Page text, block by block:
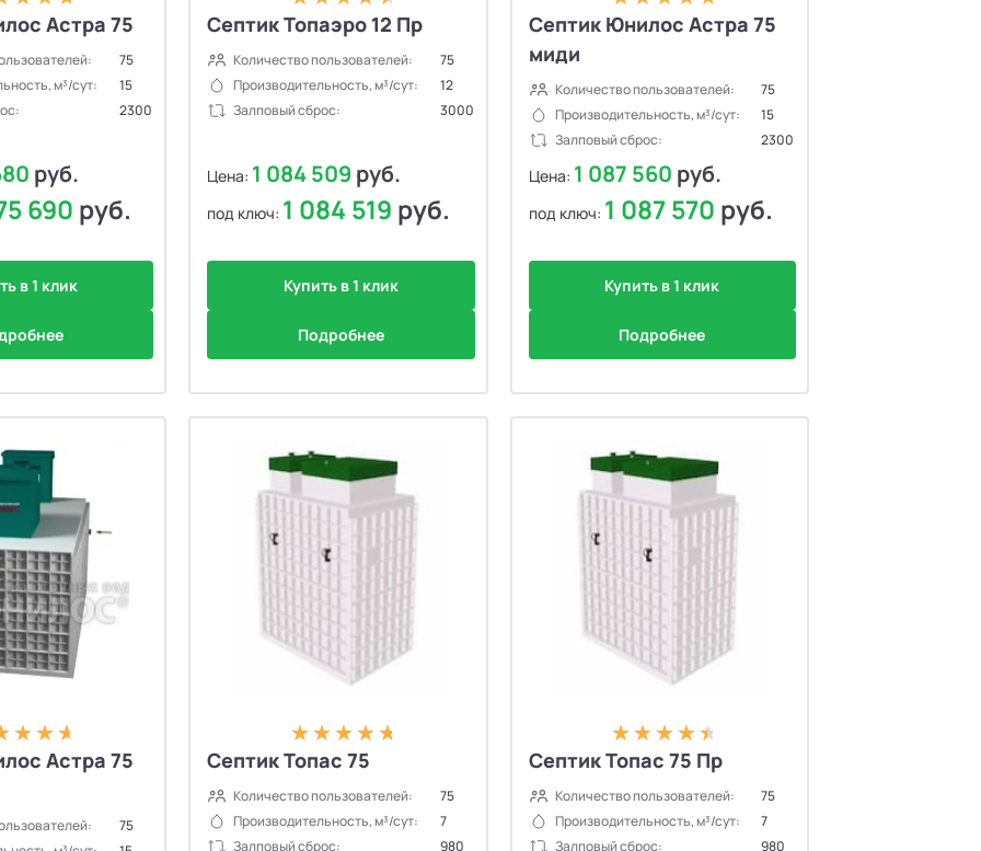
Астра 75
75
м³/сут:
15
2300
руб.
690 руб.
в 1 клик
Септик Топаэро 12 Пр
Количество пользователей:
75
Производительность, м³/сут:
12
Залповый сброс:
3000
Цена: 1 084 509 руб.
под ключ: 1 084 519 руб.
Купить в 1 клик
Подробнее
Септик Юнилос Астра 75
миди
Количество пользователей:
75
Производительность, м³/сут:
15
Залповый сброс:
2300
Цена: 1 087 560 руб.
под ключ: 1 087 570 руб.
Купить в 1 клик
Подробнее
Астра 75
75
Септик Топас 75
Количество пользователей:
75
Производительность, м³/сут:
7
Залповый сброс:
980
Септик Топас 75 Пр
Количество пользователей:
75
Производительность, м³/сут:
7
Залповый сброс:
980